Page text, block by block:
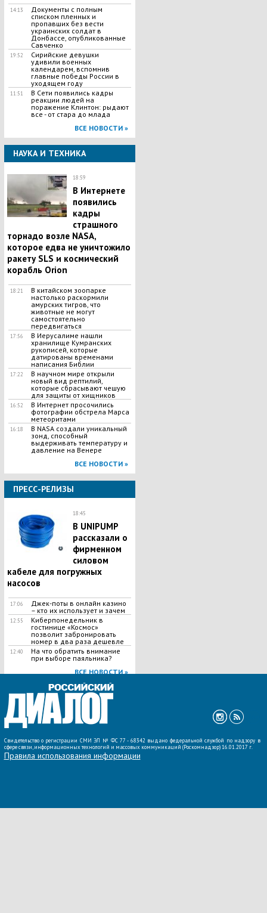
14:13
Документы с полным
списком пленных и
пропавших без вести
украинских солдат в
Донбассе, опубликованные
Савченко
19:52
Сирийские девушки
удивили военных
календарем, вспомнив
главные победы России в
уходящем году
11:51
В Сети появились кадры
реакции людей на
поражение Клинтон: рыдают
все - от стара до млада
ВСЕ НОВОСТИ »
НАУКА И ТЕХНИКА
18:59
В Интернете
появились
кадры
страшного
торнадо возле NASA,
которое едва не уничтожило
ракету SLS и космический
корабль Orion
18:21
В китайском зоопарке
настолько раскормили
амурских тигров, что
животные не могут
самостоятельно
передвигаться
17:56
В Иерусалиме нашли
хранилище Кумранских
рукописей, которые
датированы временами
написания Библии
17:22
В научном мире открыли
новый вид рептилий,
которые сбрасывают чешую
для защиты от хищников
16:52
В Интернет просочились
фотографии обстрела Марса
метеоритами
16:18
В NASA создали уникальный
зонд, способный
выдерживать температуру и
давление на Венере
ВСЕ НОВОСТИ »
ПРЕСС-РЕЛИЗЫ
18:45
В UNIPUMP
рассказали о
фирменном
силовом
кабеле для погружных
насосов
17:06
Джек-поты в онлайн казино
– кто их использует и зачем
12:55
Киберпонедельник в
гостинице «Космос»
позволит забронировать
номер в два раза дешевле
12:40
На что обратить внимание
при выборе паяльника?
ВСЕ НОВОСТИ »
Свидетельство о регистрации СМИ ЭЛ № ФС 77 - 68342 выдано федеральной службой по надзору в
сфере связи, информационных технологий и массовых коммуникаций (Роскомнадзор) 16.01.2017 г.
Правила использования информации